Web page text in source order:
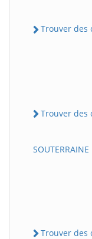
Trouver des
Trouver des
SOUTERRAINE
Trouver des